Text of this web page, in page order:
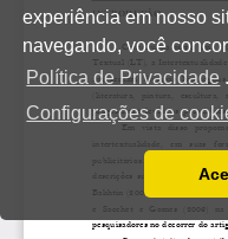
experiência em nosso
navegando, você
Política de Privacidade.
Configurações de
Ler a nossa Política de
Você pode desabilitá-